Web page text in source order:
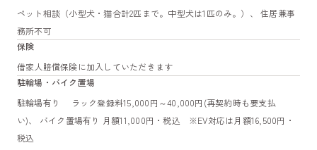
ペット相談（小型犬・猫合計2匹まで。中型犬は1匹のみ。）、 住居兼事
務所不可
保険
借家人賠償保険に加入していただきます
駐輪場・バイク置場
駐輪場有り ラック登録料15,000円～40,000円(再契約時も要支払
い)、 バイク置場有り 月額11,000円・税込 ※EV対応は月額16,500円・
税込